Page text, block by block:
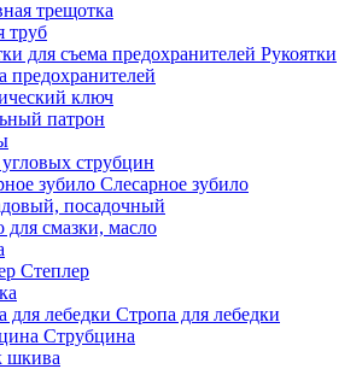
трещотка
труб
Рукоятки
предохранителей
ключ
патрон
струбцин
Слесарное зубило
посадочный
для смазки, масло
Степлер
Стропа для лебедки
Струбцина
шкива